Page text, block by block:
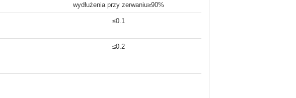
wydłużenia przy zerwaniu≥90%
≤0.1
≤0.2